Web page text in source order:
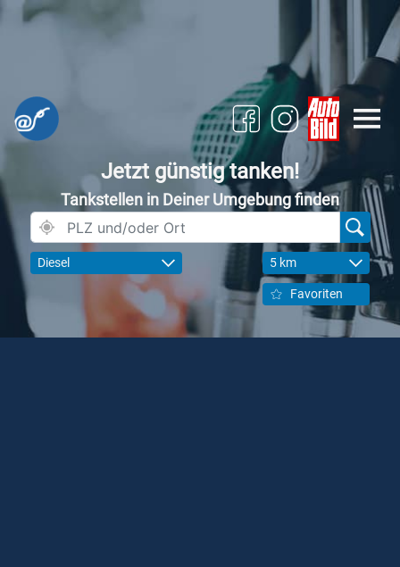
Jetzt günstig tanken!
Tankstellen in Deiner Umgebung finden
Diesel 5 km
Favoriten